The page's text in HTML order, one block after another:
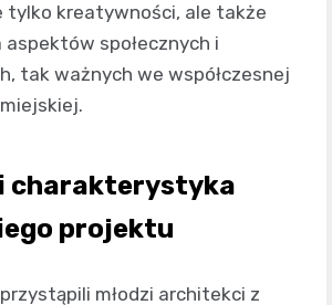
tylko kreatywności, ale także
społecznych i
tak ważnych we współczesnej
charakterystyka
projektu
młodzi architekci z